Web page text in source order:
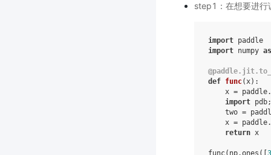
step1：在想要进行
import paddle
import numpy as
@paddle. jit.
def func(x):
x = paddle.
import pdb;
two =
x = paddle.
return x
func( np.ones ([ 3